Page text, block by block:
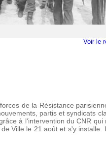
Voir le
de la Résistance
partis et syndicats
à l'intervention du CNR
Ville le 21 août et s'y